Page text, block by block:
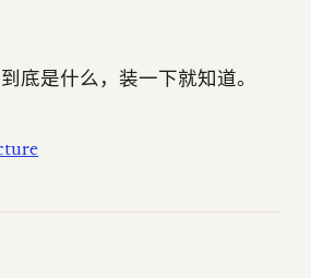
底是什么，装一下就知道。